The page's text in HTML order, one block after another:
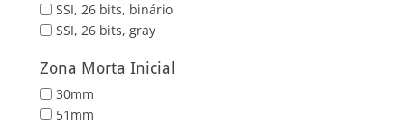
SSI, 26 bits, binário
SSI, 26 bits, gray
Zona Morta Inicial
30mm
51mm